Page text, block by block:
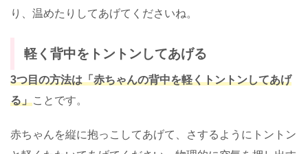
り、温めたりしてあげてくださいね。
軽く背中をトントンしてあげる
3つ目の方法は「赤ちゃんの背中を軽くトントンしてあげ
る」ことです。
赤ちゃんを縦に抱っこしてあげて、さするようにトントン